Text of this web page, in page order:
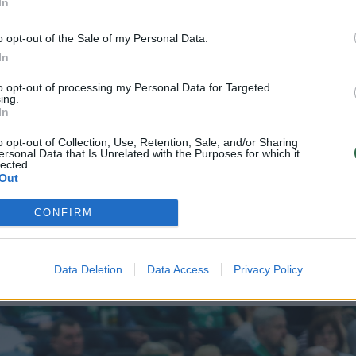
opt-out of the Sale of my Personal Data.
opt-out of processing my Personal Data for Targeted
opt-out of Collection, Use, Retention, Sale, and/or Sharing
Data that Is Unrelated with the Purposes for which it
CONFIRM
Data Deletion Data Access Privacy Policy
vyksta Lietuvos vyrų krepšinio rinktinės
į „Barcelona“ komandą prisidėjo prie 199
prisipažino pats krepšininkas.
išvyko, apsispręsti buvo kur kas lengviau“, –
persikeliantis žaidėjas taip pat negailėjo šiltų